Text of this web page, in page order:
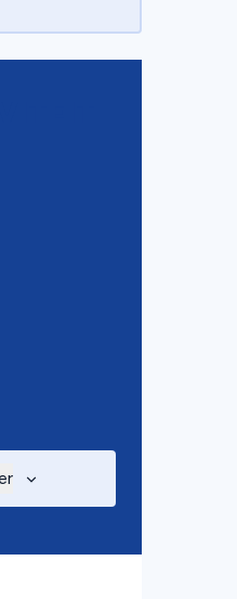
tabblad)